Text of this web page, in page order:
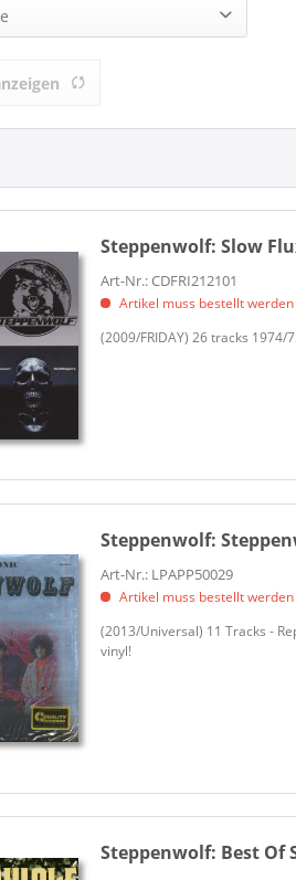
(4)
Steppenwolf:Slow
Art-Nr.: CDFRI212101
Artikel muss bestellt werden
(2009/FRIDAY) 26 tracks
Steppenwolf:
Art-Nr.: LPAPP50029
Artikel muss bestellt werden
(2013/Universal) 11 Tracks -
vinyl!
Steppenwolf: Best Of